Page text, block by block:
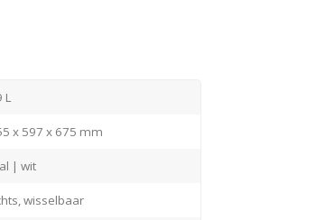
L
x 597 x 675 mm
| wit
wisselbaar